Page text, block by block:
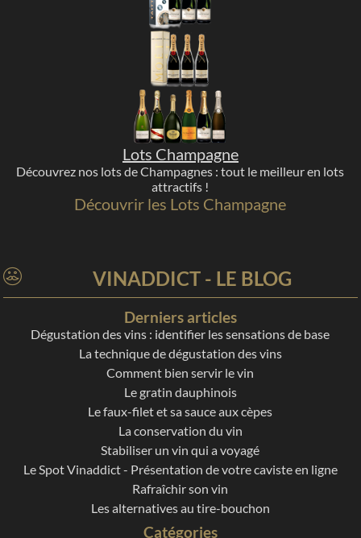
Lots Champagne
Découvrez nos lots de Champagnes : tout le meilleur en lots
attractifs !
Découvrir les Lots Champagne
VINADDICT - LE BLOG
Derniers articles
Dégustation des vins : identifier les sensations de base
La technique de dégustation des vins
Comment bien servir le vin
Le gratin dauphinois
Le faux-filet et sa sauce aux cèpes
La conservation du vin
Stabiliser un vin qui a voyagé
Le Spot Vinaddict - Présentation de votre caviste en ligne
Rafraîchir son vin
Les alternatives au tire-bouchon
Catégories